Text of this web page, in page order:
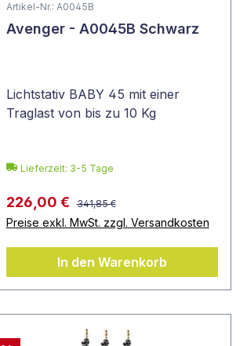
Artikel-Nr.: A0045B
Avenger - A0045B Schwarz
Lichtstativ BABY 45 mit einer
Traglast von bis zu 10 Kg
Lieferzeit: 3-5 Tage
226,00 € 341,85 €
Preise exkl. MwSt. zzgl. Versandkosten
In den Warenkorb